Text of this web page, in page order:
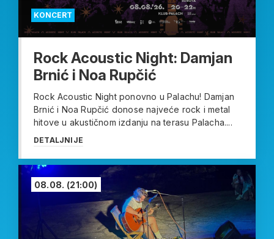
KONCERT
Rock Acoustic Night: Damjan
Brnić i Noa Rupčić
Rock Acoustic Night ponovno u Palachu! Damjan
Brnić i Noa Rupčić donose najveće rock i metal
hitove u akustičnom izdanju na terasu Palacha....
DETALJNIJE
08.08. (21:00)